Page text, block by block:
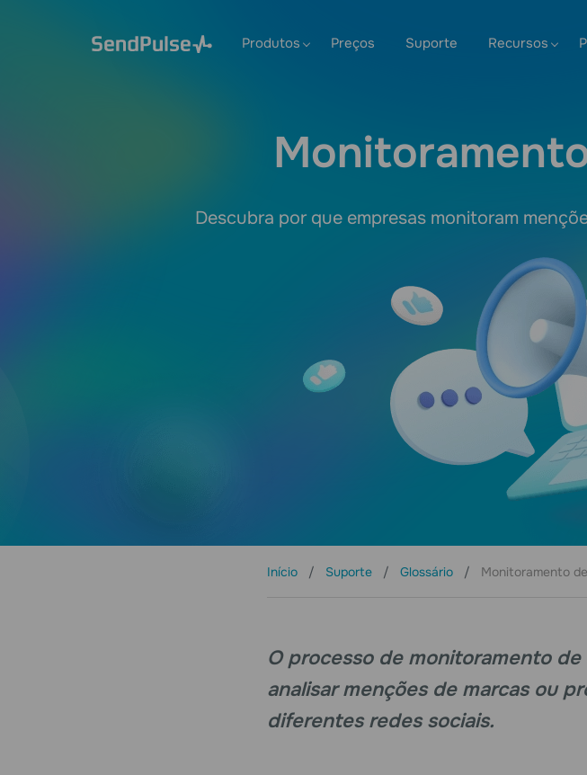
Produtos Preços Suporte Recursos
Descubra por que empresas monitoram
Início Suporte Glossário Monitoramento
O processo de monitoramento
analisar menções de marcas ou
diferentes redes sociais.